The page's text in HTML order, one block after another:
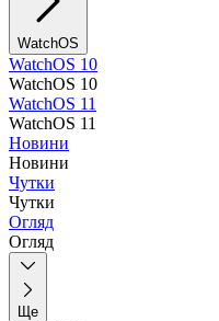
WatchOS
WatchOS 10
WatchOS 10
WatchOS 11
WatchOS 11
Новини
Новини
Чутки
Чутки
Огляд
Огляд
Ще